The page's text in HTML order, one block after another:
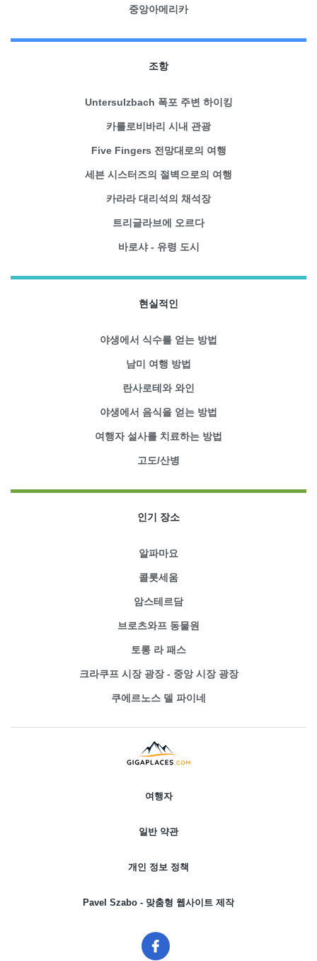
중앙아메리카
조항
Untersulzbach 폭포 주변 하이킹
카를로비바리 시내 관광
Five Fingers 전망대로의 여행
세븐 시스터즈의 절벽으로의 여행
카라라 대리석의 채석장
트리글라브에 오르다
바로샤 - 유령 도시
현실적인
야생에서 식수를 얻는 방법
남미 여행 방법
란사로테와 와인
야생에서 음식을 얻는 방법
여행자 설사를 치료하는 방법
고도/산병
인기 장소
알파마요
콜롯세움
암스테르담
브로츠와프 동물원
토롱 라 패스
크라쿠프 시장 광장 - 중앙 시장 광장
쿠에르노스 델 파이네
여행자
일반 약관
개인 정보 정책
Pavel Szabo - 맞춤형 웹사이트 제작